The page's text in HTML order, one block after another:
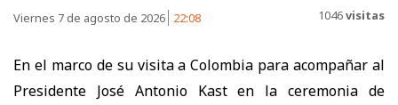
Viernes 7 de agosto de 2026 22:08 1046visitas
En el marco de su visita a Colombia para acompañar al
Presidente José Antonio Kast en la ceremonia de